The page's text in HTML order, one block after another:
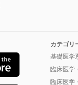
カテゴリ
基礎医学
臨床医学
臨床医学